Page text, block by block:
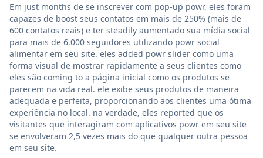
Em just months de se inscrever com pop-up powr, eles foram
capazes de boost seus contatos em mais de 250% (mais de
600 contatos reais) e ter steadily aumentado sua mídia social
para mais de 6.000 seguidores utilizando powr social
alimentar em seu site. eles added powr slider como uma
forma visual de mostrar rapidamente a seus clientes como
eles são coming to a página inicial como os produtos se
parecem na vida real. ele exibe seus produtos de maneira
adequada e perfeita, proporcionando aos clientes uma ótima
experiência no local. na verdade, eles reported que os
visitantes que interagiram com aplicativos powr em seu site
se envolveram 2,5 vezes mais do que qualquer outra pessoa
em seu site.